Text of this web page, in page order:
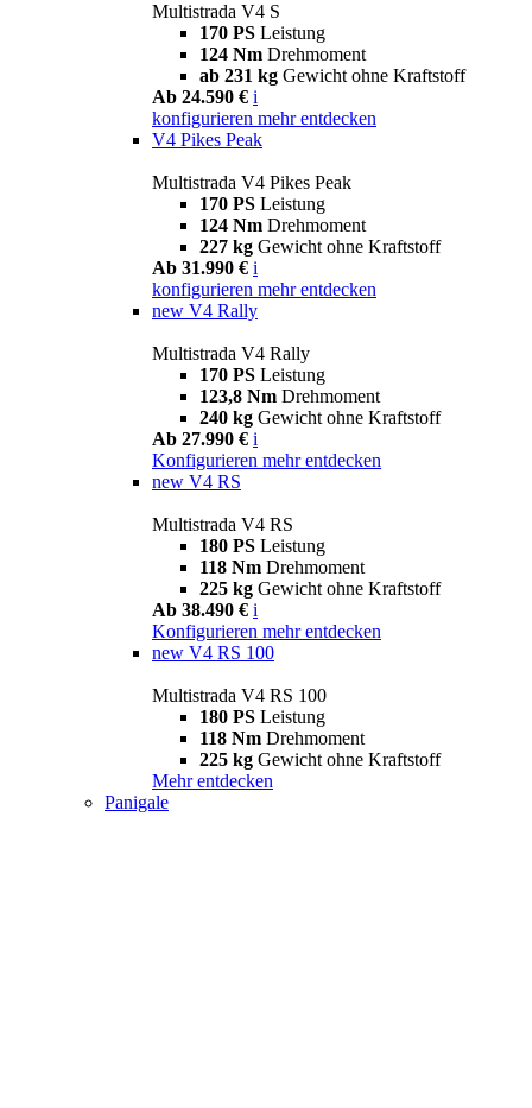
Multistrada V4 S
170 PS Leistung
124 Nm Drehmoment
ab 231 kg Gewicht ohne Kraftstoff
Ab 24.590 € i
konfigurieren mehr entdecken
V4 Pikes Peak
Multistrada V4 Pikes Peak
170 PS Leistung
124 Nm Drehmoment
227 kg Gewicht ohne Kraftstoff
Ab 31.990 € i
konfigurieren mehr entdecken
new V4 Rally
Multistrada V4 Rally
170 PS Leistung
123,8 Nm Drehmoment
240 kg Gewicht ohne Kraftstoff
Ab 27.990 € i
Konfigurieren mehr entdecken
new V4 RS
Multistrada V4 RS
180 PS Leistung
118 Nm Drehmoment
225 kg Gewicht ohne Kraftstoff
Ab 38.490 € i
Konfigurieren mehr entdecken
new V4 RS 100
Multistrada V4 RS 100
180 PS Leistung
118 Nm Drehmoment
225 kg Gewicht ohne Kraftstoff
Mehr entdecken
Panigale